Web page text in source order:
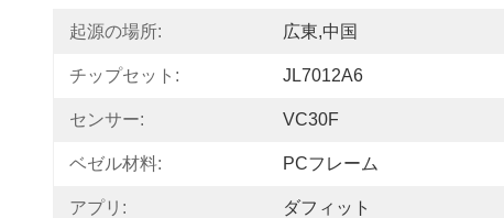
起源の場所: 広東,中国
チップセット: JL7012A6
センサー: VC30F
ベゼル材料: PCフレーム
アプリ: ダフィット